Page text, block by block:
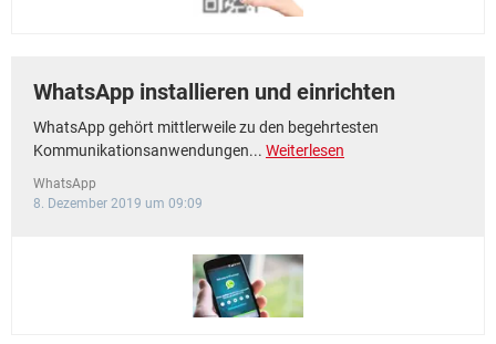
WhatsApp installieren und einrichten
WhatsApp gehört mittlerweile zu den begehrtesten
Kommunikationsanwendungen... Weiterlesen
WhatsApp
8. Dezember 2019 um 09:09